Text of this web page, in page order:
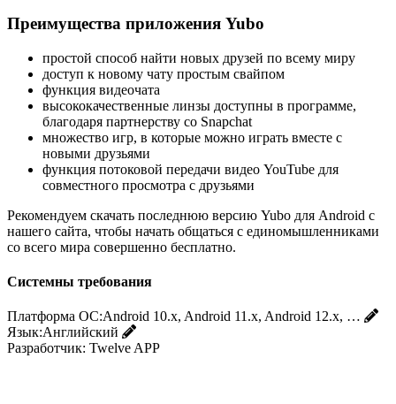
Преимущества приложения Yubo
простой способ найти новых друзей по всему миру
доступ к новому чату простым свайпом
функция видеочата
высококачественные линзы доступны в программе,
благодаря партнерству со Snapchat
множество игр, в которые можно играть вместе с
новыми друзьями
функция потоковой передачи видео YouTube для
совместного просмотра с друзьями
Рекомендуем скачать последнюю версию Yubo для Android с
нашего сайта, чтобы начать общаться с единомышленниками
со всего мира совершенно бесплатно.
Системны требования
Платформа ОС:Android 10.x, Android 11.x, Android 12.x, …
Язык:Английский
Разработчик: Twelve APP